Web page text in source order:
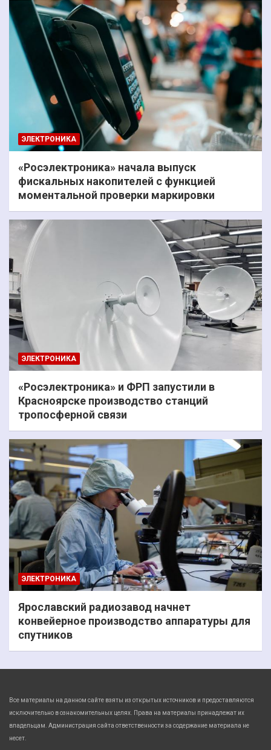
ЭЛЕКТРОНИКА
«Росэлектроника» начала выпуск
фискальных накопителей с функцией
моментальной проверки маркировки
ЭЛЕКТРОНИКА
«Росэлектроника» и ФРП запустили в
Красноярске производство станций
тропосферной связи
ЭЛЕКТРОНИКА
Ярославский радиозавод начнет
конвейерное производство аппаратуры для
спутников
Все материалы на данном сайте взяты из открытых источников и предоставляются
исключительно в ознакомительных целях. Права на материалы принадлежат их
владельцам. Администрация сайта ответственности за содержание материала не
несет.